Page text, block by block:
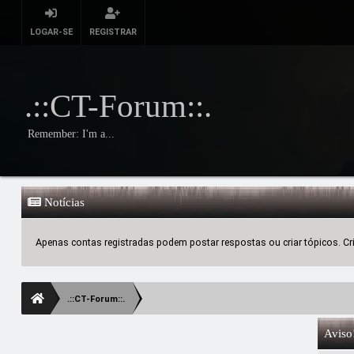
LOGAR-SE REGISTRAR
.::CT-Forum::.
Remember: I'm a...
Notícias
Apenas contas registradas podem postar respostas ou criar tópicos.
.::CT-Forum::.